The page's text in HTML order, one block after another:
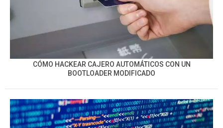
CÓMO HACKEAR CAJERO AUTOMÁTICOS CON UN
BOOTLOADER MODIFICADO